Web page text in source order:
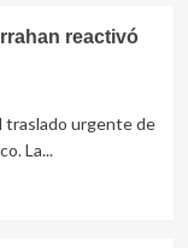
reactivó
traslado urgente de
La...